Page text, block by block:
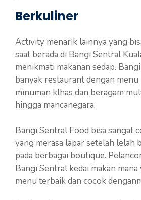
Berkuliner
Activity menarik lainnya yang
saat berada di Bangi Sentral
menikmati makanan sedap.
banyak restaurant dengan menu
minuman klhas dan beragam
hingga mancanegara.
Bangi Sentral Food bisa sangat
yang merasa lapar setelah lelah
pada berbagai boutique.
Bangi Sentral kedai makan
menu terbaik dan cocok